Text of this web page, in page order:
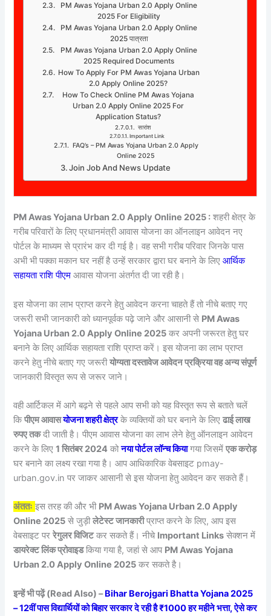
PM Awas Yojana Urban 2.0 Apply Online
2025 For Eligibility
PM Awas Yojana Urban 2.0 Apply Online
2025 पात्रता
PM Awas Yojana Urban 2.0 Apply Online
2025 Required Documents
How To Apply For PM Awas Yojana Urban
2.0 Apply Online 2025?
How To Check Online PM Awas Yojana
Urban 2.0 Apply Online 2025 For
Application Status?
सारांश
Important Link
FAQ’s – PM Awas Yojana Urban 2.0 Apply
Online 2025
Join Job And News Update
PM Awas Yojana Urban 2.0 Apply Online 2025 : शहरी क्षेत्र के
गरीब परिवारों के लिए प्रधानमंत्री आवास योजना का ऑनलाइन आवेदन नए
पोर्टल के माध्यम से प्रारंभ कर दी गई है। वह सभी गरीब परिवार जिनके पास
अभी भी पक्का मकान घर नहीं है उन्हें सरकार द्वारा घर बनाने के लिएआर्थिक
सहायता राशि पीएम आवास योजना अंतर्गत दी जा रही है।
इस योजना का लाभ प्राप्त करने हेतु आवेदन करना चाहते हैं तो नीचे बताए गए
जरूरी सभी जानकारी को ध्यानपूर्वक पढ़े जाने और आसानी से PM Awas
Yojana Urban 2.0 Apply Online 2025 कर अपनी जरूरत हेतु घर
बनाने के लिए आर्थिक सहायता राशि प्राप्त करें। इस योजना का लाभ प्राप्त
करने हेतु नीचे बताए गए जरूरीयोग्यता दस्तावेज आवेदन प्रक्रिया वह अन्य संपूर्ण
जानकारी विस्तृत रूप से जरूर जाने।
वही आर्टिकल में आगे बढ़ने से पहले आप सभी को यह विस्तृत रूप से बताते चलें
किपीएम आवासयोजना शहरी क्षेत्रके व्यक्तियों को घर बनाने के लिएढाई लाख
रुपए तकदी जाती है। पीएम आवास योजना का लाभ लेने हेतु ऑनलाइन आवेदन
करने के लिए1 सितंबर 2024 कोनया पोर्टल लॉन्च कियागया जिसमेंएक करोड़
घर बनाने का लक्ष्य रखा गया है। आप आधिकारिक वेबसाइट pmay-
urban.gov.in पर जाकर आसानी से इस योजना हेतु आवेदन कर सकते हैं।
अंततः इस तरह की और भी PM Awas Yojana Urban 2.0 Apply
Online 2025 से जुड़ीलेटेस्ट जानकारीप्राप्त करने के लिए, आप इस
वेबसाइट पररेगुलर विजिटकर सकते हैं। नीचे Important Links सेक्शन में
डायरेक्ट लिंक प्रोवाइडकिया गया है, जहां से आप PM Awas Yojana
Urban 2.0 Apply Online 2025 कर सकते है।
इन्हें भी पढ़ें (Read Also) –Bihar Berojgari Bhatta Yojana 2025
– 12वीं पास विद्यार्थियों को बिहार सरकार दे रही है ₹1000 हर महीने भत्ता, ऐसे कर